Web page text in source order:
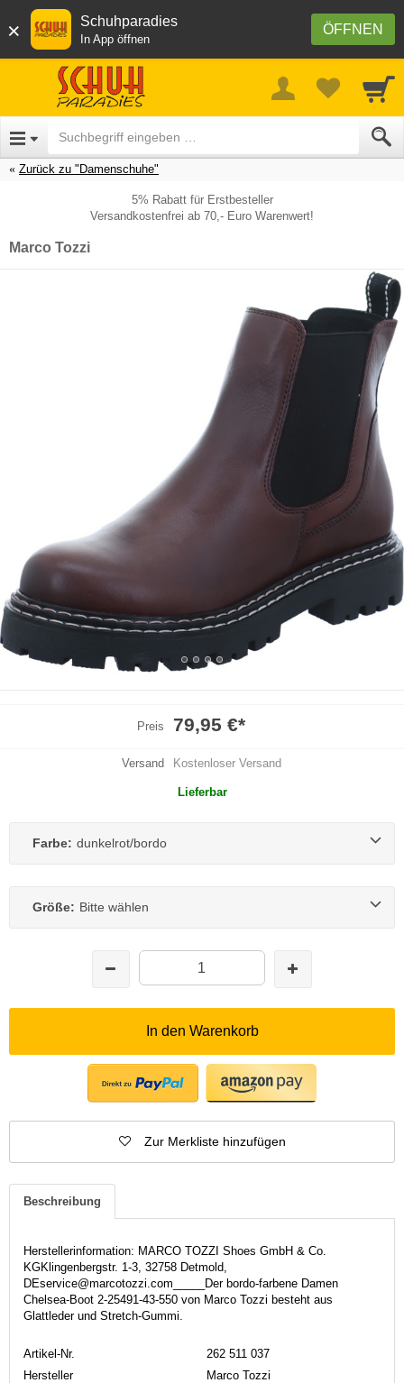
× ÖFFNEN
Schuhparadies
In App öffnen
Zurück zu "Damenschuhe"
5% Rabatt für Erstbesteller
Versandkostenfrei ab 70,- Euro Warenwert!
Marco Tozzi
Preis 79,95 €*
Versand Kostenloser Versand
Lieferbar
Farbe: dunkelrot/bordo
Größe: Bitte wählen
In den Warenkorb
Zur Merkliste hinzufügen
Beschreibung
Herstellerinformation: MARCO TOZZI Shoes GmbH & Co.
KGKlingenbergstr. 1-3, 32758 Detmold,
DEservice@marcotozzi.com_____Der bordo-farbene Damen
Chelsea-Boot 2-25491-43-550 von Marco Tozzi besteht aus
Glattleder und Stretch-Gummi.
Artikel-Nr.
262 511 037
Hersteller
Marco Tozzi